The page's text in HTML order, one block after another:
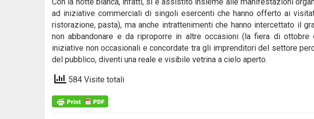
ad iniziative commerciali di singoli esercenti che hanno offerto ai
ristorazione, pasta), ma anche intrattenimenti che hanno intercettato il
non abbandonare e da riproporre in altre occasioni (la fiera di
iniziative non occasionali e concordate tra gli imprenditori del settore
del pubblico, diventi una reale e visibile vetrina a cielo aperto.
584 Visite totali